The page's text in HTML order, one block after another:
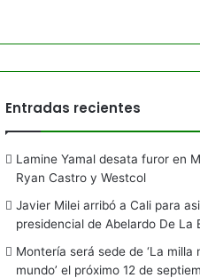
Entradas recientes
Lamine Yamal desata furor en
Ryan Castro y Westcol
Javier Milei arribó a Cali para
presidencial de Abelardo De La
Montería será sede de ‘La milla
mundo’ el próximo 12 de